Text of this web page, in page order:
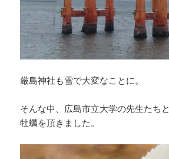
厳島神社も雪で大変なことに。
そんな中、広島市立大学の先生たちと
牡蠣を頂きました。